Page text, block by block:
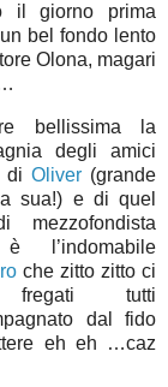
il giorno prima
bel fondo lento
Olona, magari
bellissima la
degli amici
di Oliver (grande
sua!) e di quel
mezzofondista
l’indomabile
che zitto zitto ci
tutti
dal fido
eh eh …caz